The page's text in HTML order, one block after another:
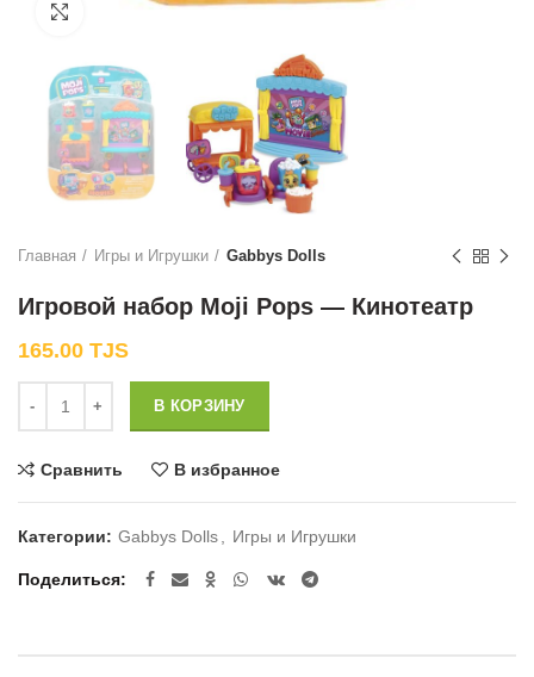
Нажмите, чтобы увеличить
Главная Игры и Игрушки Gabbys Dolls
Игровой набор Moji Pops — Кинотеатр
165.00 TJS
В КОРЗИНУ
Сравнить В избранное
Категории: Gabbys Dolls, Игры и Игрушки
Поделиться